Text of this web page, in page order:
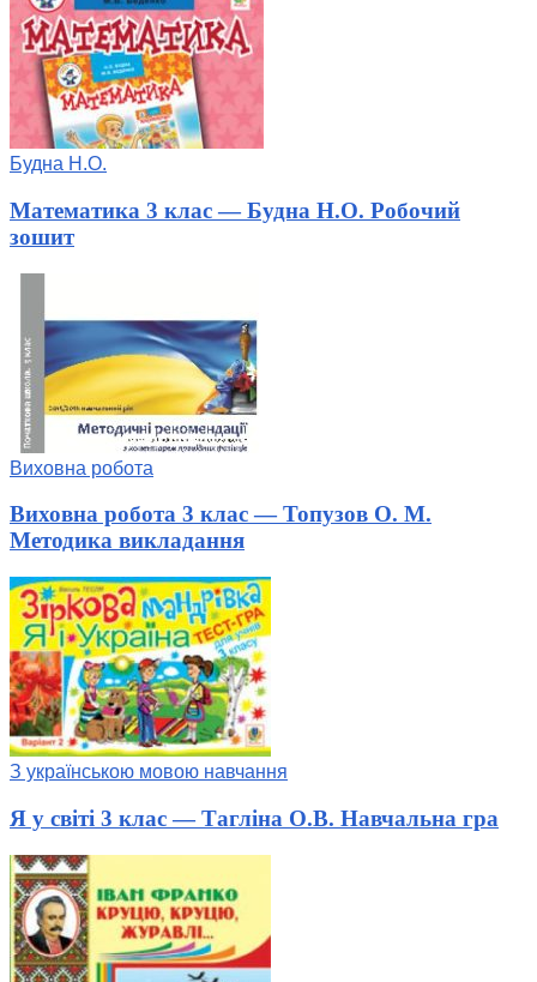
Будна Н.О.
Математика 3 клас — Будна Н.О. Робочий
зошит
Виховна робота
Виховна робота 3 клас — Топузов О. М.
Методика викладання
З українською мовою навчання
Я у світі 3 клас — Тагліна О.В. Навчальна гра